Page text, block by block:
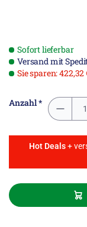
Sofort lieferbar
Versand mit
Sie sparen: 422,32
Anzahl *
Hot Deals+